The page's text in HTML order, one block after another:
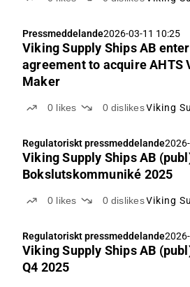
Pressmeddelande2026-03-11 10:25
Viking Supply Ships AB
agreement to acquire AHTS
Maker
0 likes 0 dislikes Viking
Regulatoriskt pressmeddelande
Viking Supply Ships AB
Bokslutskommuniké 2025
0 likes 0 dislikes Viking
Regulatoriskt pressmeddelande
Viking Supply Ships AB
Q4 2025